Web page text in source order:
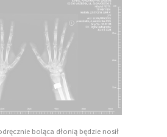
boląca dłonią będzie nosił